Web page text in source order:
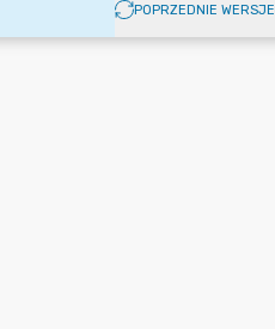
POPRZEDNIE WERSJE